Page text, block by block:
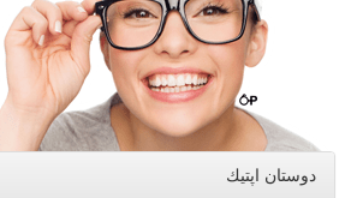
دوستان اپتیك